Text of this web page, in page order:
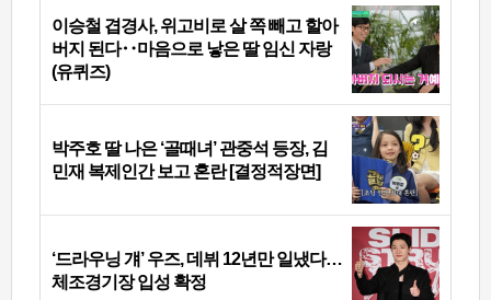
이승철 겹경사, 위고비로 살 쪽 빼고 할아
버지 된다‥마음으로 낳은 딸 임신 자랑
(유퀴즈)
박주호 딸 나은 ‘골때녀’ 관중석 등장, 김
민재 복제인간 보고 혼란 [결정적장면]
‘드라우닝 걔’ 우즈, 데뷔 12년만 일냈다…
체조경기장 입성 확정